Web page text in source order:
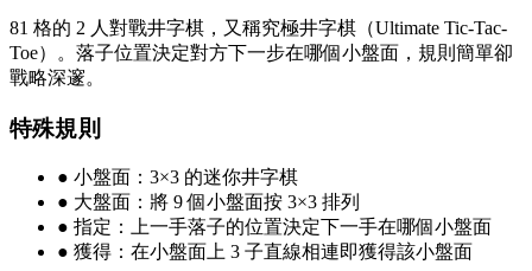
81 格的 2 人對戰井字棋，又稱究極井字棋（Ultimate Tic-Tac-
Toe）。落子位置決定對方下一步在哪個小盤面，規則簡單卻
戰略深邃。
特殊規則
● 小盤面：3×3 的迷你井字棋
● 大盤面：將 9 個小盤面按 3×3 排列
● 指定：上一手落子的位置決定下一手在哪個小盤面
● 獲得：在小盤面上 3 子直線相連即獲得該小盤面